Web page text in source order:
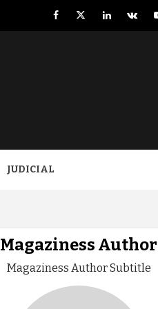
FacebookTwitterLinkedIn
VK
JUDICIAL
Magaziness Author
Magaziness Author Subtitle